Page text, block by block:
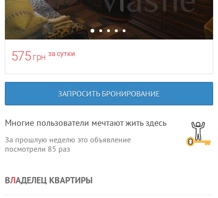
575 грн за сутки
ЗАПРОСИТЬ БРОНИРОВАНИЕ
Многие пользователи мечтают жить здесь
За прошлую неделю это объявление
посмотрели 85 раз
ВЛАДЕЛЕЦ КВАРТИРЫ